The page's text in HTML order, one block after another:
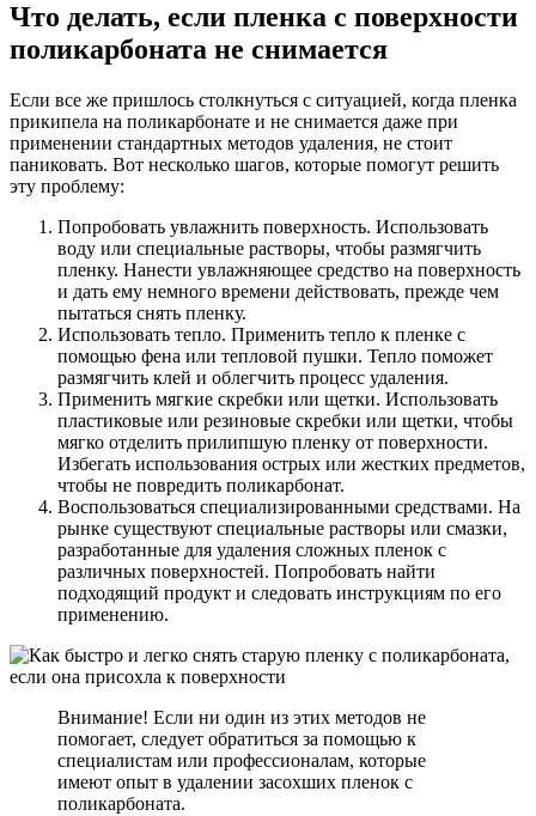
Что делать, если пленка с поверхности
поликарбоната не снимается
Если все же пришлось столкнуться с ситуацией, когда пленка
прикипела на поликарбонате и не снимается даже при
применении стандартных методов удаления, не стоит
паниковать. Вот несколько шагов, которые помогут решить
эту проблему:
Попробовать увлажнить поверхность. Использовать
воду или специальные растворы, чтобы размягчить
пленку. Нанести увлажняющее средство на поверхность
и дать ему немного времени действовать, прежде чем
пытаться снять пленку.
Использовать тепло. Применить тепло к пленке с
помощью фена или тепловой пушки. Тепло поможет
размягчить клей и облегчить процесс удаления.
Применить мягкие скребки или щетки. Использовать
пластиковые или резиновые скребки или щетки, чтобы
мягко отделить прилипшую пленку от поверхности.
Избегать использования острых или жестких предметов,
чтобы не повредить поликарбонат.
Воспользоваться специализированными средствами. На
рынке существуют специальные растворы или смазки,
разработанные для удаления сложных пленок с
различных поверхностей. Попробовать найти
подходящий продукт и следовать инструкциям по его
применению.
Внимание! Если ни один из этих методов не
помогает, следует обратиться за помощью к
специалистам или профессионалам, которые
имеют опыт в удалении засохших пленок с
поликарбоната.